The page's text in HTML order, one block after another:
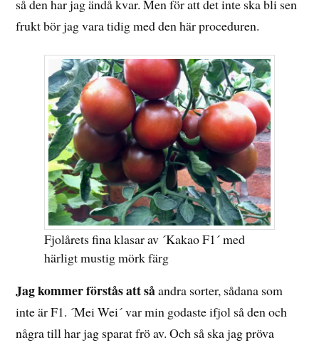
så den har jag ändå kvar. Men för att det inte ska bli sen
frukt bör jag vara tidig med den här proceduren.
Fjolårets fina klasar av ´Kakao F1´ med
härligt mustig mörk färg
Jag kommer förstås att såandra sorter, sådana som
inte är F1. ´Mei Wei´ var min godaste ifjol så den och
några till har jag sparat frö av. Och så ska jag pröva